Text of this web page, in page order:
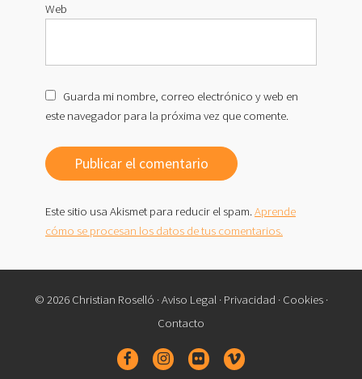
Web
Guarda mi nombre, correo electrónico y web en
este navegador para la próxima vez que comente.
Este sitio usa Akismet para reducir el spam.Aprende
cómo se procesan los datos de tus comentarios.
© 2026 Christian Roselló ·Aviso Legal · Privacidad · Cookies·
Contacto